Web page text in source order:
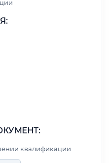
квалификации